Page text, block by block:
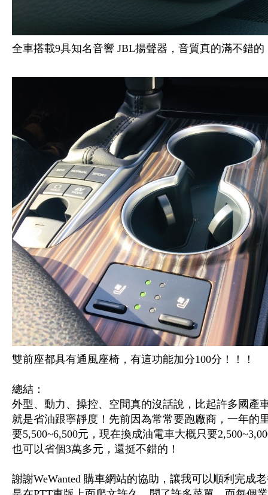
全車搭載9具知名音響 JBL揚聲器，音質真的滿不錯的
雙前座都具有通風座椅，有這功能加分100分！！！
總結：
外型、動力、操控、空間真的沒話說，比起許多國產
就是省油跟寧靜度！先前因為常常要跑廠商，一年的
要5,500~6,500元，現在換成油電車大概只要
也可以省個3萬多元，還挺不錯的！
謝謝WeWanted 購車網站的協助，讓我可以順利完成